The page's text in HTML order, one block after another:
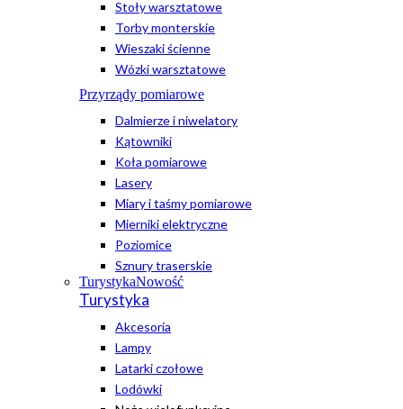
Stoły warsztatowe
Torby monterskie
Wieszaki ścienne
Wózki warsztatowe
Przyrządy pomiarowe
Dalmierze i niwelatory
Kątowniki
Koła pomiarowe
Lasery
Miary i taśmy pomiarowe
Mierniki elektryczne
Poziomice
Sznury traserskie
TurystykaNowość
Turystyka
Akcesoria
Lampy
Latarki czołowe
Lodówki